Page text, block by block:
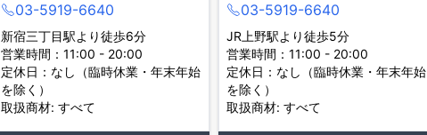
03-5919-6640
新宿三丁目駅より徒歩6分
営業時間：11:00 - 20:00
定休日：なし（臨時休業・年末年始
を除く）
取扱商材: すべて
03-5919-6640
JR上野駅より徒歩5分
営業時間：11:00 - 20:00
定休日：なし（臨時休業・年末年始
を除く）
取扱商材: すべて